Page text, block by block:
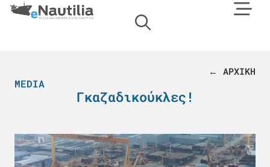
← ΑΡΧΙΚΗ
MEDIA
Γκαζαδικούκλες!